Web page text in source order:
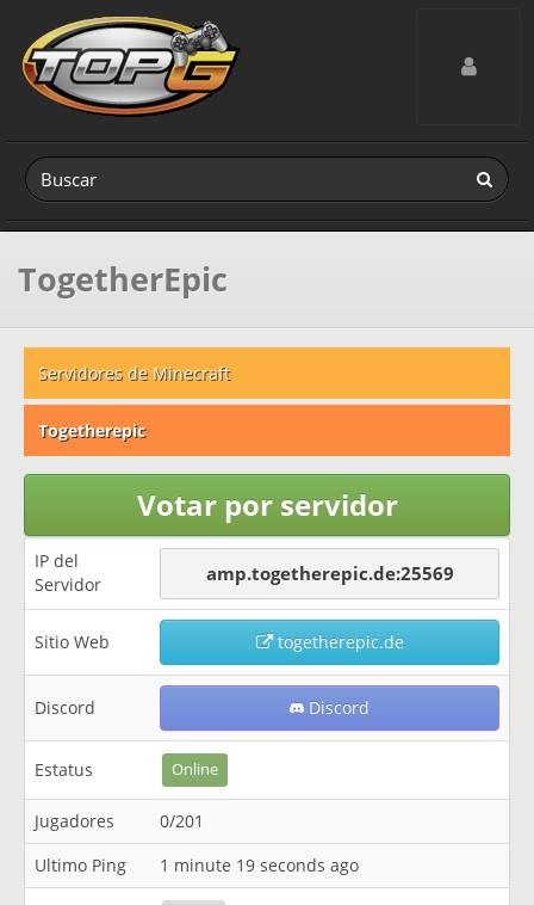
Toggle
TogetherEpic
Servidores de Minecraft
Togetherepic
Votar por servidor
IP del
Servidor
amp.togetherepic.de:25569
Sitio Web togetherepic.de
Discord Discord
Estatus Online
Jugadores
0/201
Ultimo Ping
1 minute 19 seconds ago